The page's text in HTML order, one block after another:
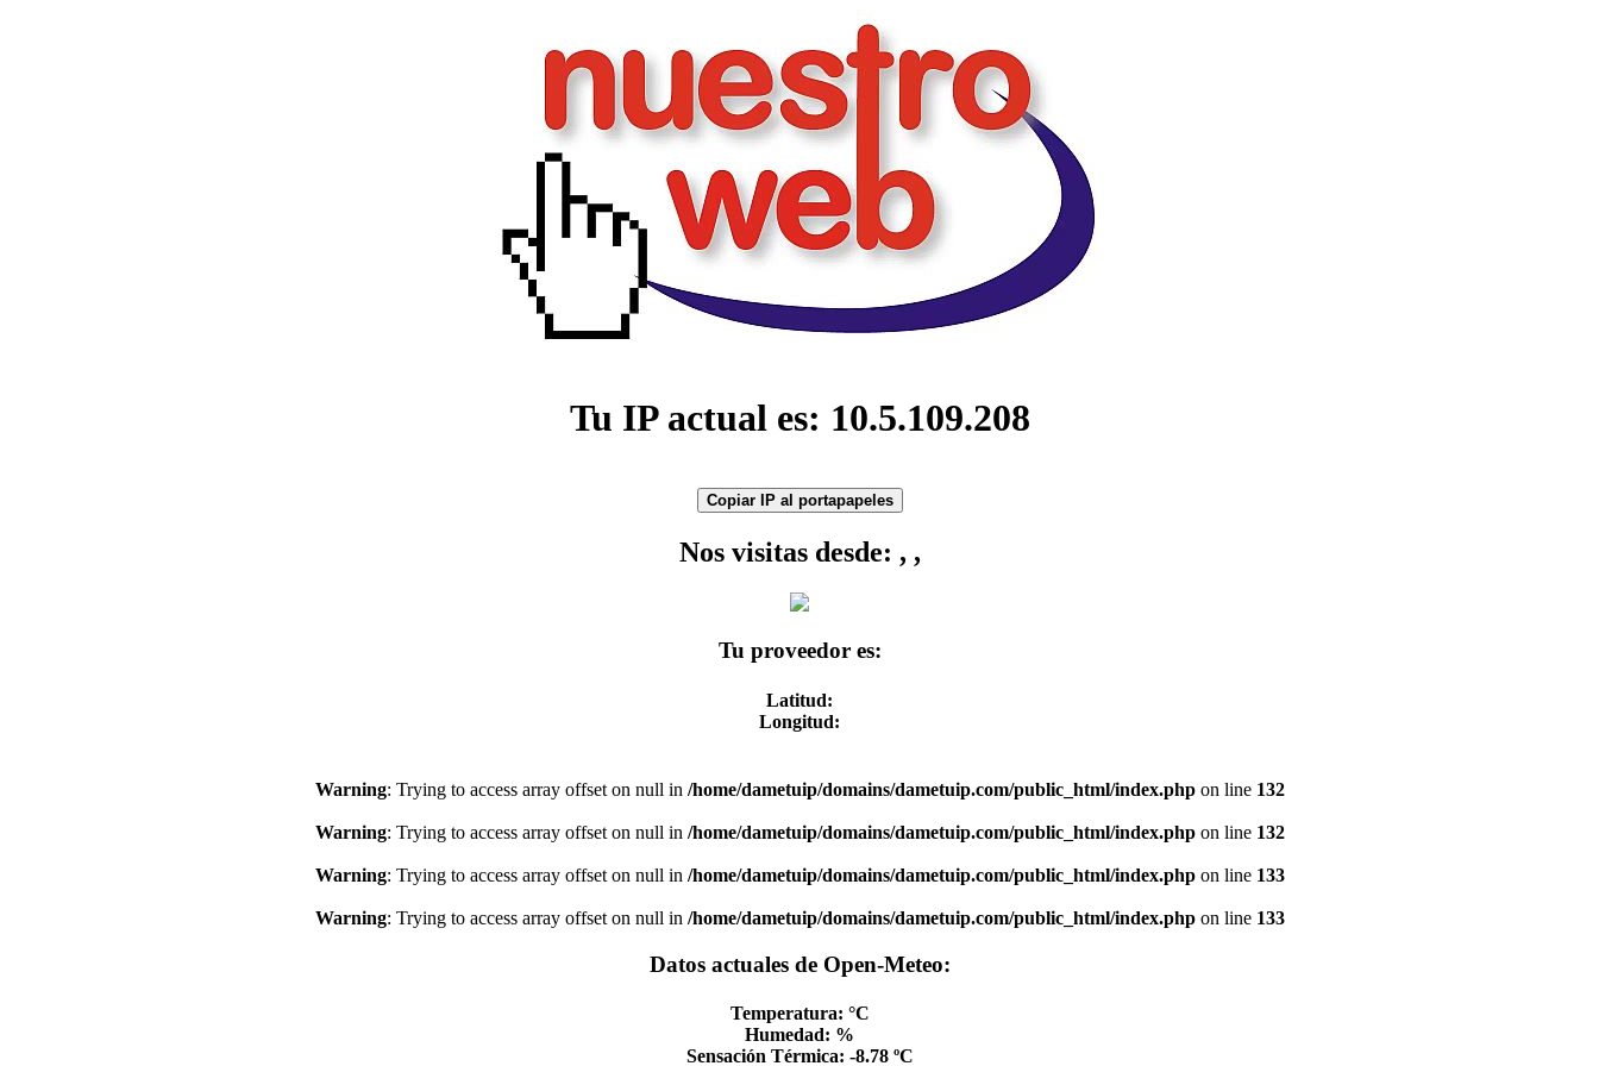
Tu IP actual es: 10.5.109.208
Copiar IP al portapapeles
Nos visitas desde: , ,
Tu proveedor es:
Latitud:
Longitud:
Warning: Trying to access array offset on null in /home/dametuip/domains/dametuip.com/public_html/index.phpon line 132
Warning: Trying to access array offset on null in /home/dametuip/domains/dametuip.com/public_html/index.phpon line 132
Warning: Trying to access array offset on null in /home/dametuip/domains/dametuip.com/public_html/index.phpon line 133
Warning: Trying to access array offset on null in /home/dametuip/domains/dametuip.com/public_html/index.phpon line 133
Datos actuales de Open-Meteo:
Temperatura: °C
Humedad: %
Sensación Térmica: -8.78 ºC